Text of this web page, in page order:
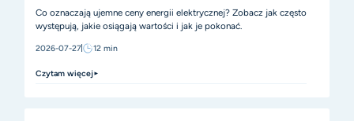
Co oznaczają ujemne ceny energii elektrycznej? Zobacz jak często
występują, jakie osiągają wartości i jak je pokonać.
2026-07-27 12 min
Czytam więcej